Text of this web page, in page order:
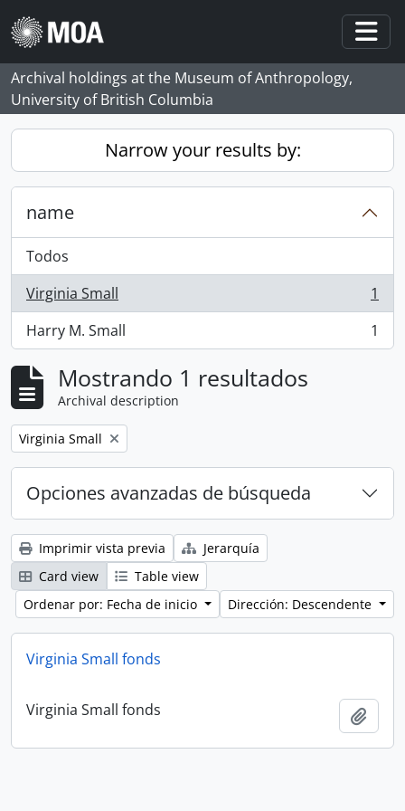
Skip to main content
Archival holdings at the Museum of Anthropology,
University of British Columbia
Narrow your results by:
name
Todos
Virginia Small
, 1 resultados
1
Harry M. Small
, 1 resultados 1
Mostrando 1 resultados
Archival description
Remove filter:
Virginia Small
Opciones avanzadas de búsqueda
Imprimir vista previa
Jerarquía
Card view
Table view
Ordenar por: Fecha de inicio
Dirección: Descendente
Virginia Small fonds
Virginia Small fonds